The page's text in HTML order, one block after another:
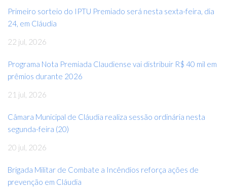
Primeiro sorteio do IPTU Premiado será nesta sexta-feira, dia
24, em Cláudia
22 jul, 2026
Programa Nota Premiada Claudiense vai distribuir R$ 40 mil em
prêmios durante 2026
21 jul, 2026
Câmara Municipal de Cláudia realiza sessão ordinária nesta
segunda-feira (20)
20 jul, 2026
Brigada Militar de Combate a Incêndios reforça ações de
prevenção em Cláudia